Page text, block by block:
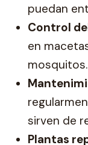
puedan
Control
en
mosquitos.
sirven de
Plantas